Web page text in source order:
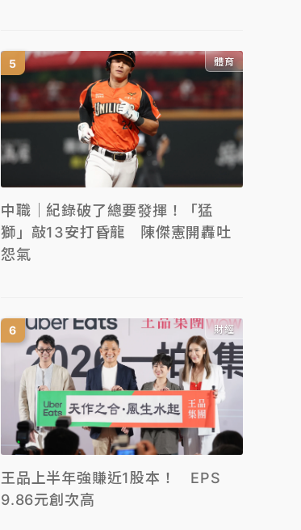
體育
中職｜紀錄破了總要發揮！「猛
獅」敲13安打昏龍 陳傑憲開轟吐
怨氣
財經
王品上半年強賺近1股本！ EPS
9.86元創次高